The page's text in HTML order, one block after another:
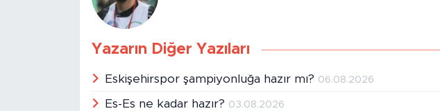
Yazarın Diğer Yazıları
Eskişehirspor şampiyonluğa hazır mı? 06.08.2026
Es-Es ne kadar hazır? 03.08.2026